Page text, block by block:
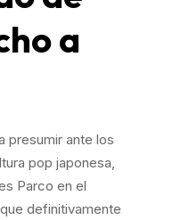
a
presumir ante los
pop japonesa,
Parco en el
definitivamente